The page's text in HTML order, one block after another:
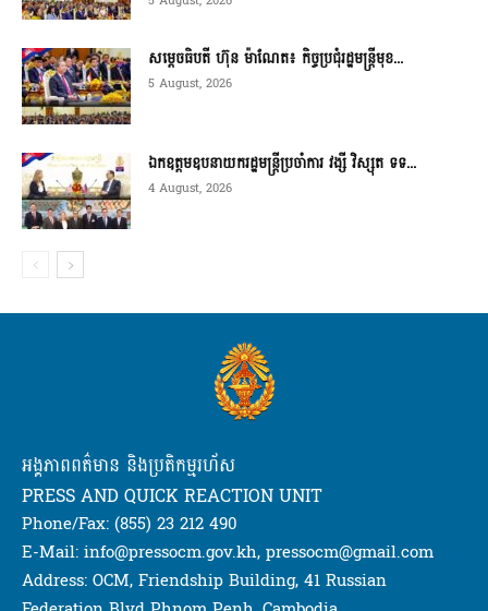
សម្ដេចធិបតី ហ៊ុន ម៉ាណែត៖ កិច្ចប្រជុំរដ្ឋមន្ត្រីមុខ...
5 August, 2026
ឯកឧត្តមឧបនាយករដ្ឋមន្ត្រីប្រចាំការ វង្សី វិស្សុត ទទ...
4 August, 2026
អង្គភាពពត៌មាន និងប្រតិកម្មរហ័ស
PRESS AND QUICK REACTION UNIT
Phone/Fax: (855) 23 212 490
E-Mail: info@pressocm.gov.kh, pressocm@gmail.com
Address: OCM, Friendship Building, 41 Russian